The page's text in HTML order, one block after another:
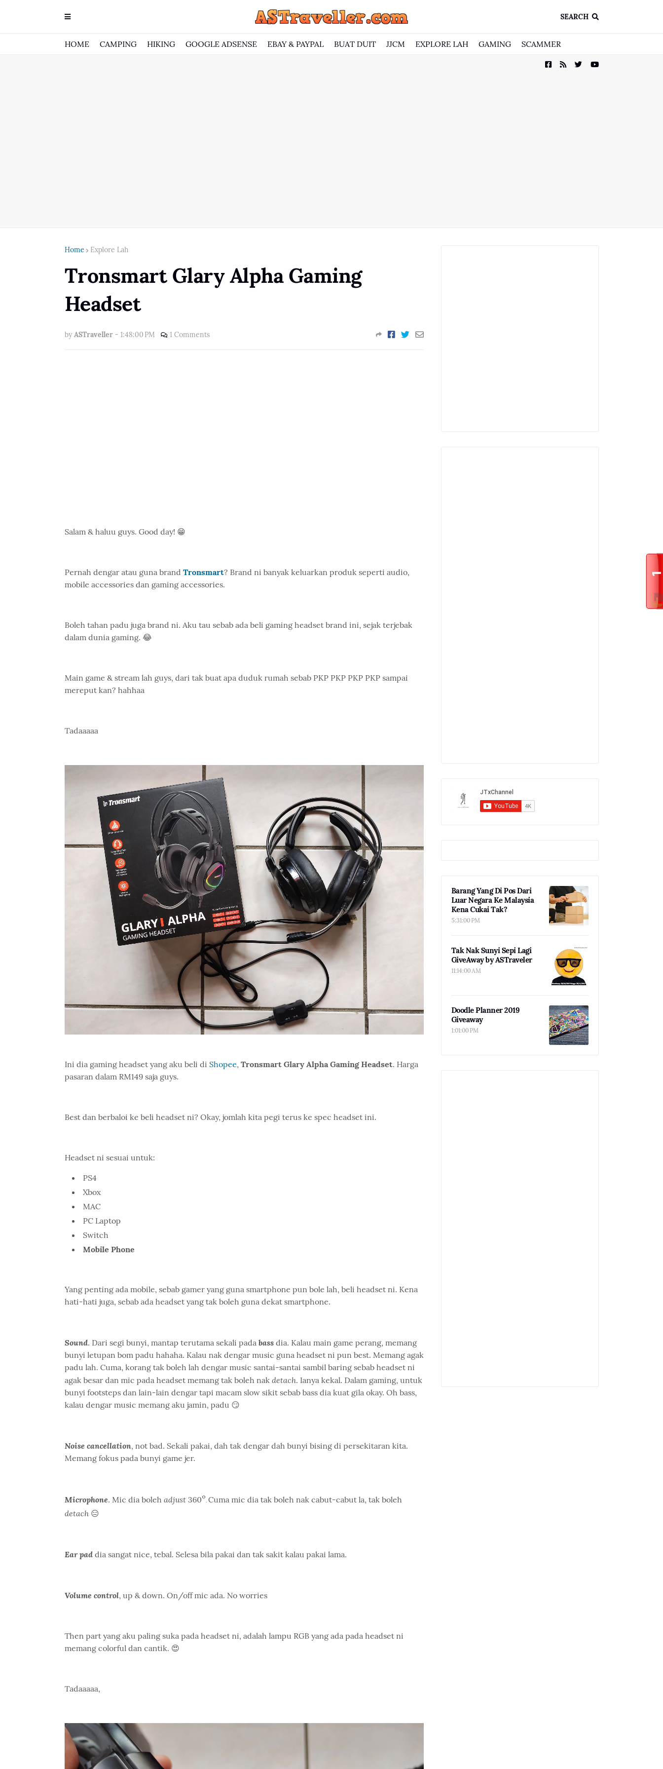
SEARCH
HOME CAMPING HIKING GOOGLE ADSENSE EBAY & PAYPAL BUAT DUIT JJCM EXPLORE LAH GAMING SCAMMER
Home Explore Lah
Tronsmart Glary Alpha Gaming
Headset
by ASTraveller - 1:48:00 PM 1 Comments
Salam & haluu guys. Good day! 😁
Pernah dengar atau guna brand Tronsmart? Brand ni banyak keluarkan produk seperti audio,
mobile accessories dan gaming accessories.
Boleh tahan padu juga brand ni. Aku tau sebab ada beli gaming headset brand ini, sejak terjebak
dalam dunia gaming. 😂
Main game & stream lah guys, dari tak buat apa duduk rumah sebab PKP PKP PKP PKP sampai
mereput kan? hahhaa
Tadaaaaa
Ini dia gaming headset yang aku beli di Shopee, Tronsmart Glary Alpha Gaming Headset. Harga
pasaran dalam RM149 saja guys.
Best dan berbaloi ke beli headset ni? Okay, jomlah kita pegi terus ke spec headset ini.
Headset ni sesuai untuk:
PS4
Xbox
MAC
PC Laptop
Switch
Mobile Phone
Yang penting ada mobile, sebab gamer yang guna smartphone pun bole lah, beli headset ni. Kena
hati-hati juga, sebab ada headset yang tak boleh guna dekat smartphone.
Sound. Dari segi bunyi, mantap terutama sekali pada bass dia. Kalau main game perang, memang
bunyi letupan bom padu hahaha. Kalau nak dengar music guna headset ni pun best. Memang agak
padu lah. Cuma, korang tak boleh lah dengar music santai-santai sambil baring sebab headset ni
agak besar dan mic pada headset memang tak boleh nak detach. Ianya kekal. Dalam gaming, untuk
bunyi footsteps dan lain-lain dengar tapi macam slow sikit sebab bass dia kuat gila okay. Oh bass,
kalau dengar music memang aku jamin, padu 😏
Noise cancellation, not bad. Sekali pakai, dah tak dengar dah bunyi bising di persekitaran kita.
Memang fokus pada bunyi game jer.
Microphone. Mic dia boleh adjust 360°. Cuma mic dia tak boleh nak cabut-cabut la, tak boleh
detach 😑
Ear paddia sangat nice, tebal. Selesa bila pakai dan tak sakit kalau pakai lama.
Volume control, up & down. On/off mic ada. No worries
Then part yang aku paling suka pada headset ni, adalah lampu RGB yang ada pada headset ni
memang colorful dan cantik. 😍
Tadaaaaa,
Barang Yang Di Pos Dari
Luar Negara Ke Malaysia
Kena Cukai Tak?
5:31:00 PM
Tak Nak Sunyi Sepi Lagi
GiveAway by ASTraveler
11:14:00 AM
Doodle Planner 2019
Giveaway
1:01:00 PM